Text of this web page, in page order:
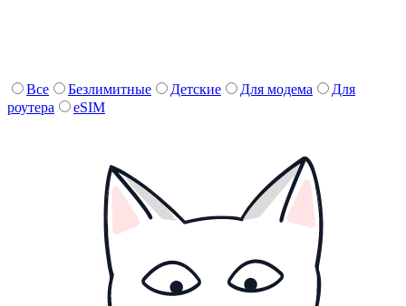
Все Безлимитные Детские Для модема
Для
роутера
eSIM